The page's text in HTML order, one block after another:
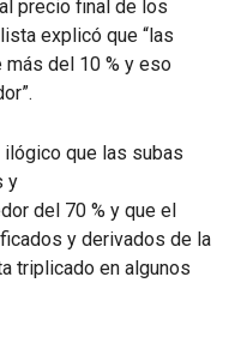
precio final de los
explicó que “las
del 10 % y eso
ilógico que las subas
y
del 70 % y que el
y derivados de la
triplicado en algunos